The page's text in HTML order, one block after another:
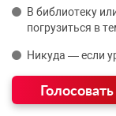
В библиотеку
погрузиться в
Никуда — если